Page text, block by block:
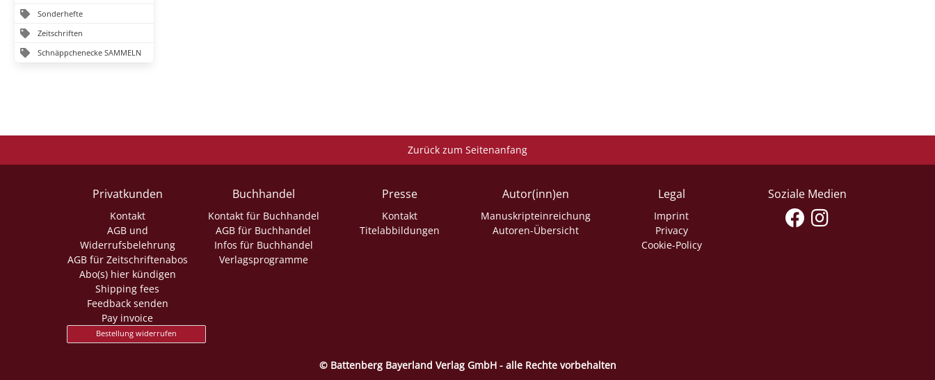
Sonderhefte
Zeitschriften
Schnäppchenecke SAMMELN
Zurück zum Seitenanfang
Privatkunden
Kontakt
AGB und
Widerrufsbelehrung
AGB für Zeitschriftenabos
Abo(s) hier kündigen
Shipping fees
Feedback senden
Pay invoice
Bestellung widerrufen
Buchhandel
Kontakt für Buchhandel
AGB für Buchhandel
Infos für Buchhandel
Verlagsprogramme
Presse
Kontakt
Titelabbildungen
Autor(inn)en
Manuskripteinreichung
Autoren-Übersicht
Legal
Imprint
Privacy
Cookie-Policy
Soziale Medien
© Battenberg Bayerland Verlag GmbH - alle Rechte vorbehalten